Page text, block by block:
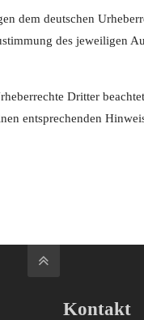
dem deutschen
des jeweiligen
Dritter
entsprechenden
Kontakt